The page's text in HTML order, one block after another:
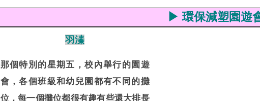
▶ 環保減塑園遊
羽溱
那個特別的星期五，校內舉行的園遊
會，各個班級和幼兒園都有不同的攤
位，每一個攤位都很有趣有些還大排長